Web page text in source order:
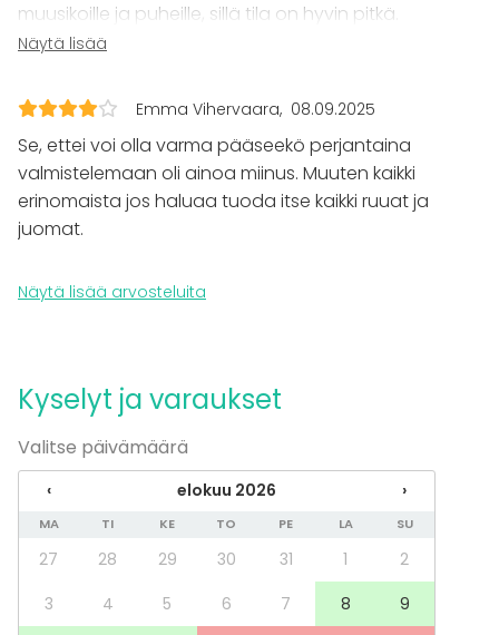
Lisätietoa palveluista ja puitteista
Suomenlinnan hoitokunta vuokraa ainoastaan tilan.
Asiakas vastaa itse esimerkiksi pitopalvelun
järjestämisestä. Suosittelemme mielellämme
Vietimme 50 vieraan häitä ja emme yksinkertaisesti
olisi voineet kuvitella täydellisempää paikkaa
muusikoille ja puheille, sillä tila on hyvin pitkä.
Valkokangasta ei voinut millään käyttää 120 vieraan
kuten rikkalapiota, tiskirättiä yms kaipailtiin. Tilan
kauneus hurmasi meidät!
Näytä lisää
Emma Vihervaara 08.09.2025
Se, ettei voi olla varma pääseekö perjantaina
valmistelemaan oli ainoa miinus. Muuten kaikki
erinomaista jos haluaa tuoda itse kaikki ruuat ja
juomat.
Näytä lisää arvosteluita
Kyselyt ja varaukset
Valitse päivämäärä
‹ elokuu 2026 ›
MA TI KE TO PE LA SU
27 28 29 30 31 1
2
3
4 5 6 7 8
9